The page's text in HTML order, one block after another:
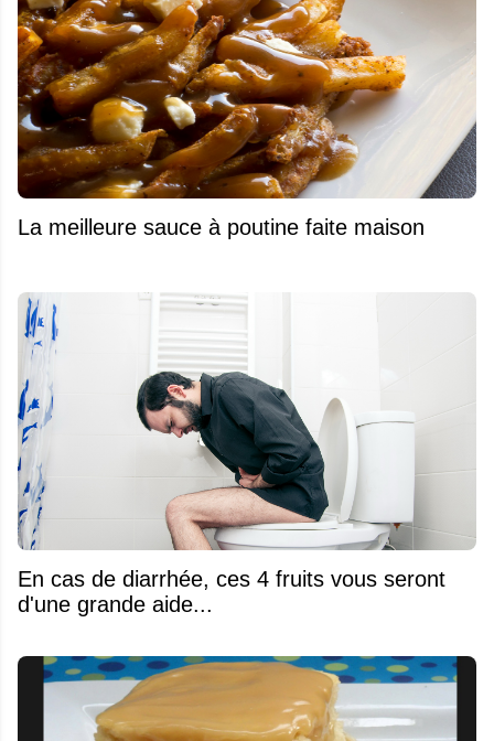
La meilleure sauce à poutine faite maison
En cas de diarrhée, ces 4 fruits vous seront
d'une grande aide...